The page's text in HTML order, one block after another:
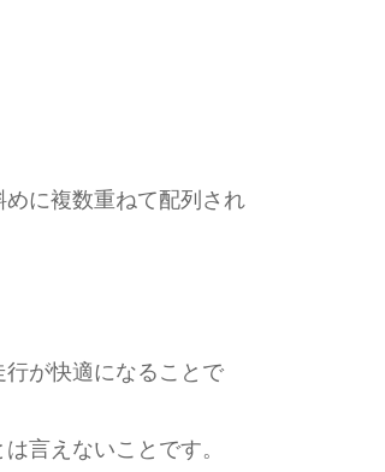
に複数重ねて配列され
が快適になることで
言えないことです。